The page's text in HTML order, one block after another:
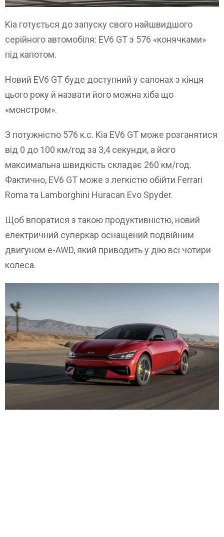
Kia готується до запуску свого найшвидшого
серійного автомобіля: EV6 GT з 576 «конячками»
під капотом.
Новий EV6 GT буде доступний у салонах з кінця
цього року й назвати його можна хіба що
«монстром».
З потужністю 576 к.с. Kia EV6 GT може розганятися
від 0 до 100 км/год за 3,4 секунди, а його
максимальна швидкість складає 260 км/год.
Фактично, EV6 GT може з легкістю обійти Ferrari
Roma та Lamborghini Huracan Evo Spyder.
Щоб впоратися з такою продуктивністю, новий
електричний суперкар оснащений подвійним
двигуном e-AWD, який приводить у дію всі чотири
колеса.